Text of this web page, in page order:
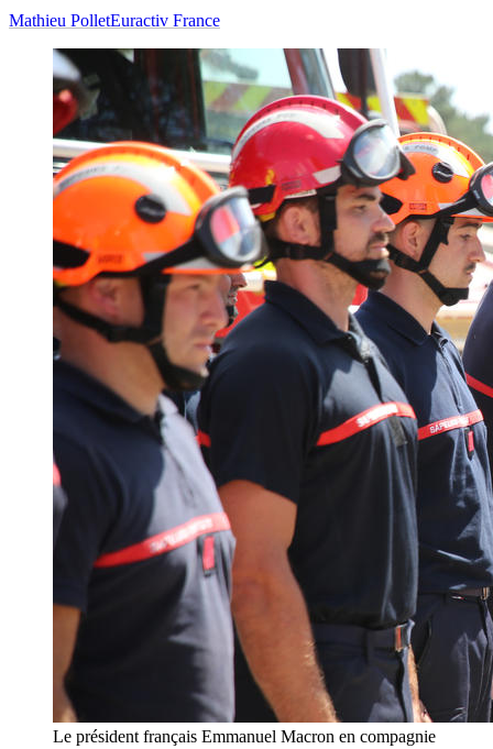
Mathieu PolletEuractiv France
Le président français Emmanuel Macron en compagnie